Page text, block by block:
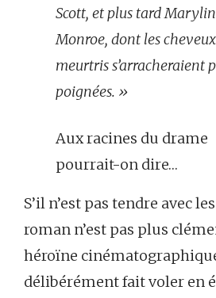
Scott, et plus tard Marylin
Monroe, dont les cheveux
meurtris s’arracheraient
poignées. »
Aux racines du drame
pourrait-on dire…
S’il n’est pas tendre avec
roman n’est pas plus
héroïne
délibérément fait voler en